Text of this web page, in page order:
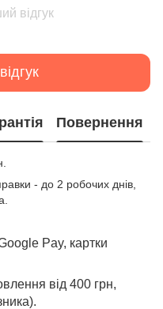
відгук
Повернення
- до 2 робочих днів,
Pay, картки
від 400 грн,